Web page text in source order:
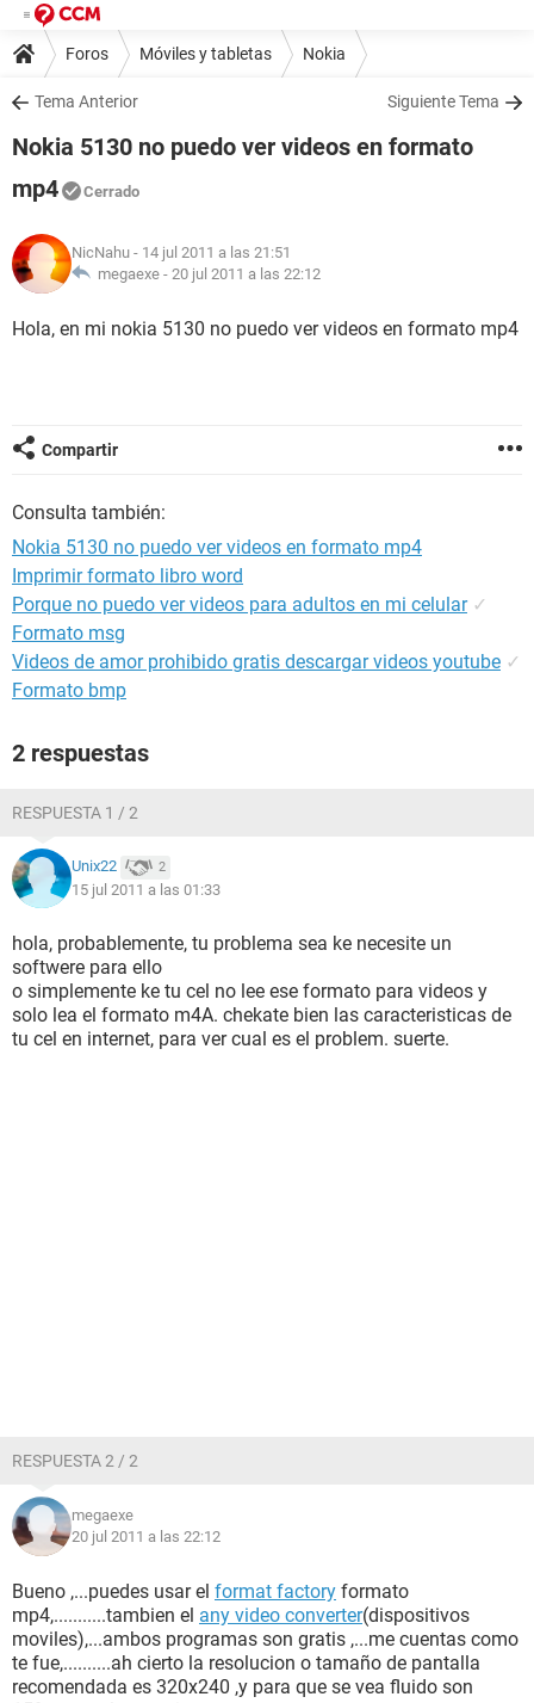
Foros Móviles y tabletas Nokia
Tema Anterior Siguiente Tema
Nokia 5130 no puedo ver videos en formato
mp4
Cerrado
NicNahu - 14 jul 2011 a las 21:51
megaexe - 20 jul 2011 a las 22:12
Hola, en mi nokia 5130 no puedo ver videos en formato mp4
Compartir
Consulta también:
Nokia 5130 no puedo ver videos en formato mp4
Imprimir formato libro word
Porque no puedo ver videos para adultos en mi celular ✓
Formato msg
Videos de amor prohibido gratis descargar videos youtube ✓
Formato bmp
2 respuestas
RESPUESTA 1 / 2
Unix22 2
15 jul 2011 a las 01:33
hola, probablemente, tu problema sea ke necesite un
softwere para ello
o simplemente ke tu cel no lee ese formato para videos y
solo lea el formato m4A. chekate bien las caracteristicas de
tu cel en internet, para ver cual es el problem. suerte.
RESPUESTA 2 / 2
megaexe
20 jul 2011 a las 22:12
Bueno ,...puedes usar el format factory formato
mp4,...........tambien el any video converter(dispositivos
moviles),...ambos programas son gratis ,...me cuentas como
te fue,..........ah cierto la resolucion o tamaño de pantalla
recomendada es 320x240 ,y para que se vea fluido son